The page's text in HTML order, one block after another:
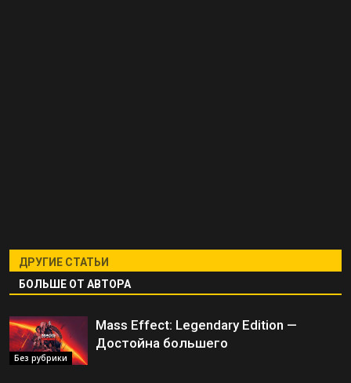
ДРУГИЕ СТАТЬИ
БОЛЬШЕ ОТ АВТОРА
Без рубрики
Mass Effect: Legendary Edition —
Достойна большего